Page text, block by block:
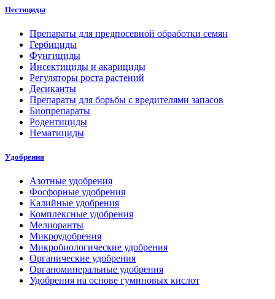
Пестициды
Препараты для предпосевной обработки семян
Гербициды
Фунгициды
Инсектициды и акарициды
Регуляторы роста растений
Десиканты
Препараты для борьбы с вредителями запасов
Биопрепараты
Родентициды
Нематициды
Удобрения
Азотные удобрения
Фосфорные удобрения
Калийные удобрения
Комплексные удобрения
Мелиоранты
Микроудобрения
Микробиологические удобрения
Органические удобрения
Органоминеральные удобрения
Удобрения на основе гуминовых кислот